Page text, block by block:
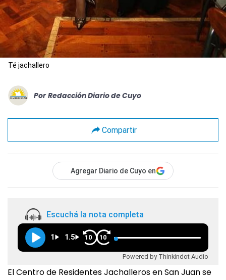
Té jachallero
Por Redacción Diario de Cuyo
Compartir
Agregar Diario de Cuyo en
Escuchá la nota completa
1 1.5 10 10
Powered by Thinkindot Audio
El Centro de Residentes Jachalleros en San Juan se